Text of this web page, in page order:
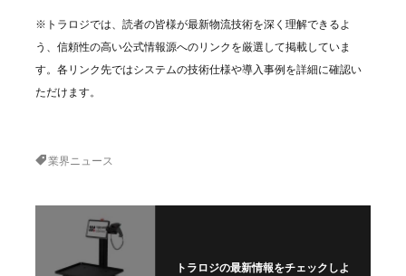
※トラロジでは、読者の皆様が最新物流技術を深く理解できるよ
う、信頼性の高い公式情報源へのリンクを厳選して掲載していま
す。各リンク先ではシステムの技術仕様や導入事例を詳細に確認い
ただけます。
業界ニュース
トラロジの最新情報をチェックしよ